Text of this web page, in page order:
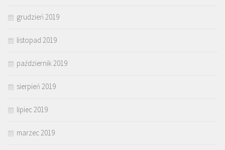
grudzień 2019
listopad 2019
październik 2019
sierpień 2019
lipiec 2019
marzec 2019